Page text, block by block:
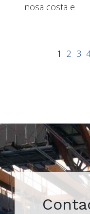
nosa costa e
1 2 3